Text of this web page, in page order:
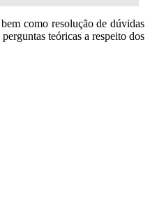
como resolução de dúvidas
teóricas a respeito dos